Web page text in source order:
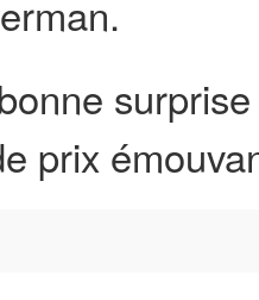
prix